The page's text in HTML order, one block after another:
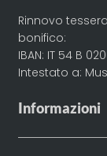
Rinnovo
bonifico:
IBAN: IT 54 B
Intestato a:
Informazioni